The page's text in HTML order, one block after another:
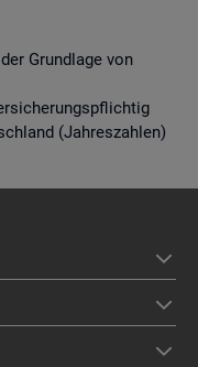
Grundlage von
(Jahreszahlen)